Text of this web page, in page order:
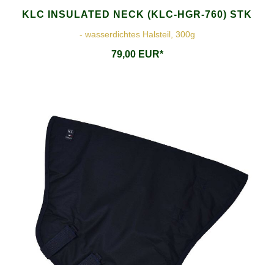
KLC INSULATED NECK (KLC-HGR-760) STK
- wasserdichtes Halsteil, 300g
79,00 EUR*